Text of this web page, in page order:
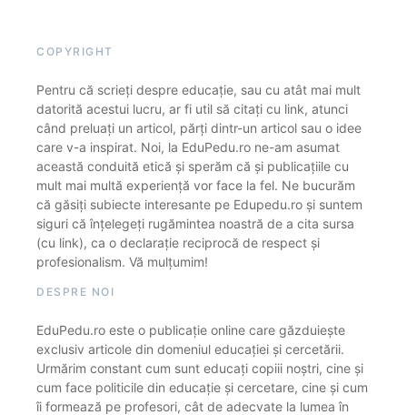
COPYRIGHT
Pentru că scrieți despre educație, sau cu atât mai mult
datorită acestui lucru, ar fi util să citați cu link, atunci
când preluați un articol, părți dintr-un articol sau o idee
care v-a inspirat. Noi, la EduPedu.ro ne-am asumat
această conduită etică și sperăm că și publicațiile cu
mult mai multă experiență vor face la fel. Ne bucurăm
că găsiți subiecte interesante pe Edupedu.ro și suntem
siguri că înțelegeți rugămintea noastră de a cita sursa
(cu link), ca o declarație reciprocă de respect și
profesionalism. Vă mulțumim!
DESPRE NOI
EduPedu.ro este o publicație online care găzduiește
exclusiv articole din domeniul educației și cercetării.
Urmărim constant cum sunt educați copiii noștri, cine și
cum face politicile din educație și cercetare, cine și cum
îi formează pe profesori, cât de adecvate la lumea în